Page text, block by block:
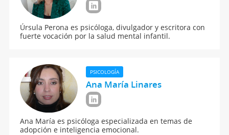
Úrsula Perona es psicóloga, divulgador y escritora con
fuerte vocación por la salud mental infantil.
PSICOLOGÍA
Ana María Linares
Ana María es psicóloga especializada en temas de
adopción e inteligencia emocional.